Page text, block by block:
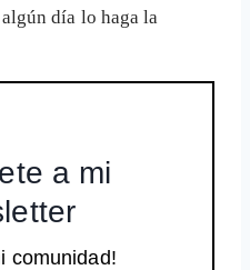
día lo haga la
a mi
comunidad!